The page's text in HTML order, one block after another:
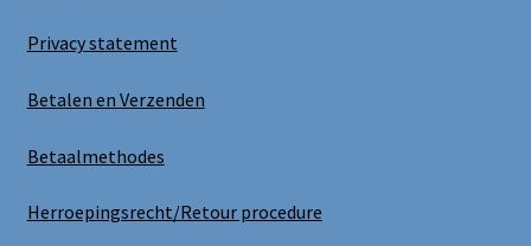
Privacy statement
Betalen en Verzenden
Betaalmethodes
Herroepingsrecht/Retour procedure